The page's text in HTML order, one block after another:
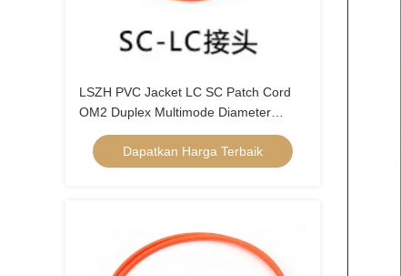
LSZH PVC Jacket LC SC Patch Cord
OM2 Duplex Multimode Diameter
0.9mm / 2.0mm / 3.0mm
Dapatkan Harga Terbaik